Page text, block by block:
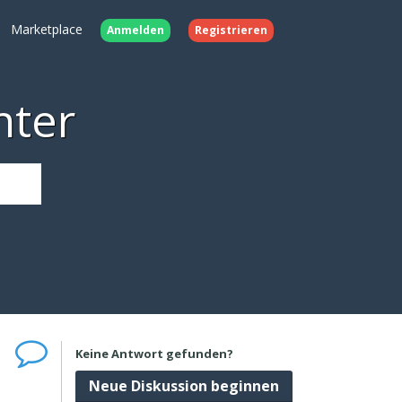
Marketplace Anmelden Registrieren
Keine Antwort gefunden?
Neue Diskussion beginnen